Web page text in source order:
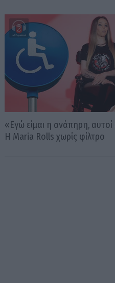
«Εγώ είμαι η ανάπηρη, αυτοί
Η Maria Rolls χωρίς φίλτρο